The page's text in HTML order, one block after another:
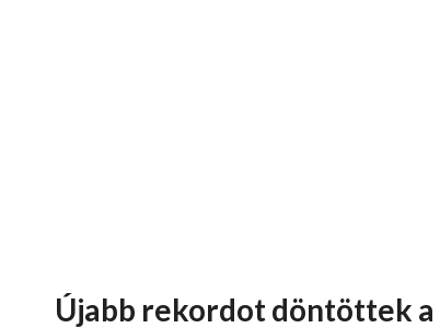
Újabb rekordot döntöttek